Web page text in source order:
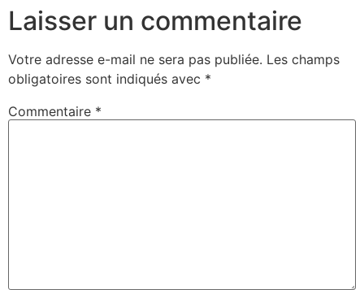
Laisser un commentaire
Votre adresse e-mail ne sera pas publiée. Les champs
obligatoires sont indiqués avec *
Commentaire *